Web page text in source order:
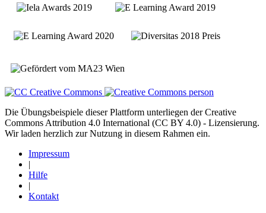
Die Übungsbeispiele dieser Plattform unterliegen der Creative
Commons Attribution 4.0 International (CC BY 4.0) - Lizensierung.
Wir laden herzlich zur Nutzung in diesem Rahmen ein.
Impressum
|
Hilfe
|
Kontakt